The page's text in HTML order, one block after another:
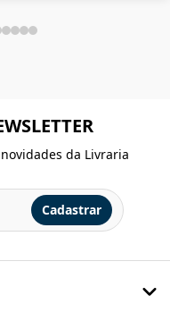
da Livraria
Cadastrar